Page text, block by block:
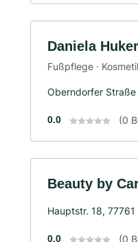
Daniela Huker
Fußpflege ·
Oberndorfer
0.0 (0
Beauty by
Hauptstr. 18,
0.0 (0